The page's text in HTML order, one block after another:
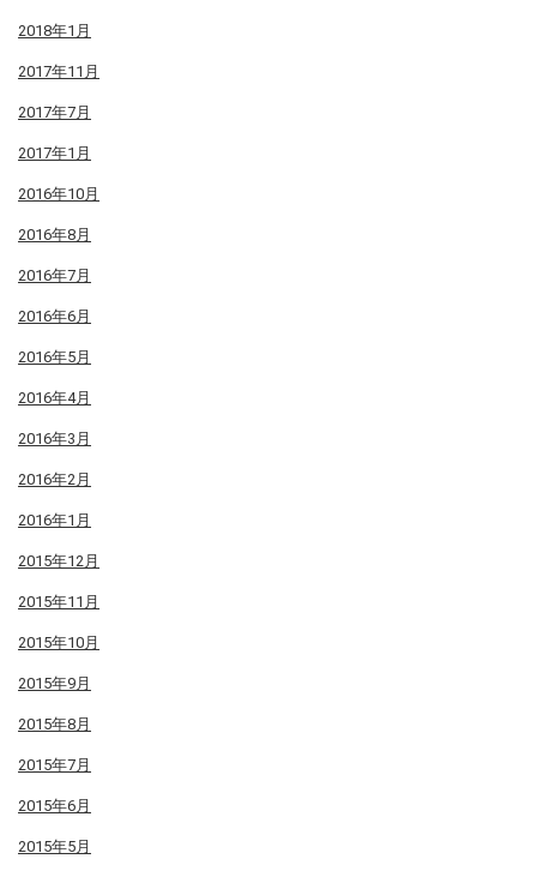
2018年1月
2017年11月
2017年7月
2017年1月
2016年10月
2016年8月
2016年7月
2016年6月
2016年5月
2016年4月
2016年3月
2016年2月
2016年1月
2015年12月
2015年11月
2015年10月
2015年9月
2015年8月
2015年7月
2015年6月
2015年5月